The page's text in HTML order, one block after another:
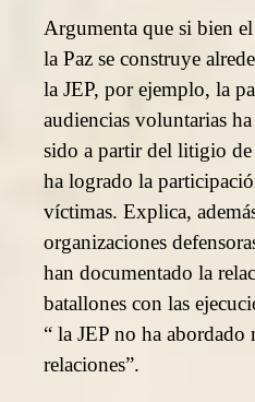
Argumenta que si bien
la Paz se construye
la JEP, por ejemplo, la
audiencias voluntarias
sido a partir del litigio de
ha logrado la
víctimas. Explica,
organizaciones
han documentado la
batallones con las
“ la JEP no ha abordado
relaciones”.